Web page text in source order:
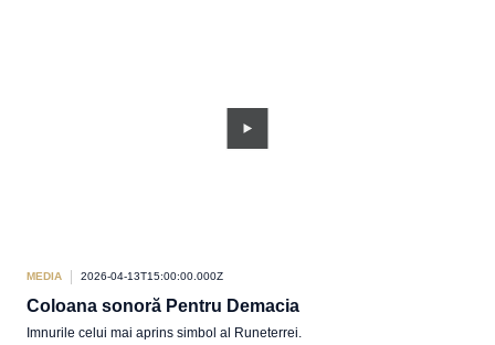
MEDIA 2026-04-13T15:00:00.000Z
Coloana sonoră Pentru Demacia
Imnurile celui mai aprins simbol al Runeterrei.